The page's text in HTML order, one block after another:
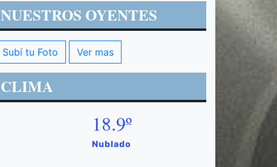
NUESTROS OYENTES
Subí tu Foto Ver mas
CLIMA
18.9º
Nublado